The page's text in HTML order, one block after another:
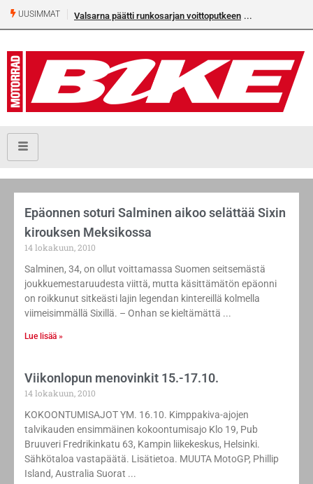
UUSIMMAT Valsarna päätti runkosarjan voittoputkeen
Epäonnen soturi Salminen aikoo selättää Sixin
kirouksen Meksikossa
14 lokakuun, 2010
Salminen, 34, on ollut voittamassa Suomen seitsemästä
joukkuemestaruudesta viittä, mutta käsittämätön epäonni
on roikkunut sitkeästi lajin legendan kintereillä kolmella
viimeisimmällä Sixillä. – Onhan se kieltämättä
Lue lisää »
Viikonlopun menovinkit 15.-17.10.
14 lokakuun, 2010
KOKOONTUMISAJOT YM. 16.10. Kimppakiva-ajojen
talvikauden ensimmäinen kokoontumisajo Klo 19, Pub
Bruuveri Fredrikinkatu 63, Kampin liikekeskus, Helsinki.
Sähkötaloa vastapäätä. Lisätietoa. MUUTA MotoGP, Phillip
Island, Australia Suorat